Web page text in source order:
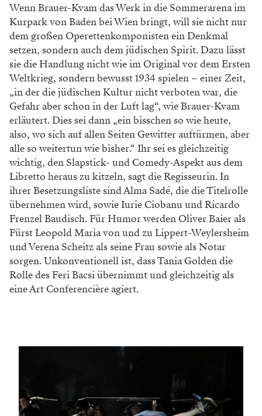
Wenn Brauer-Kvam das Werk in die Sommerarena im
Kurpark von Baden bei Wien bringt, will sie nicht nur
dem großen Operettenkomponisten ein Denkmal
setzen, sondern auch dem jüdischen Spirit. Dazu lässt
sie die Handlung nicht wie im Original vor dem Ersten
Weltkrieg, sondern bewusst 1934 spielen – einer Zeit,
„in der die jüdischen Kultur nicht verboten war, die
Gefahr aber schon in der Luft lag“, wie Brauer-Kvam
erläutert. Dies sei dann „ein bisschen so wie heute,
also, wo sich auf allen Seiten Gewitter auftürmen, aber
alle so weitertun wie bisher.“ Ihr sei es gleichzeitig
wichtig, den Slapstick- und Comedy-Aspekt aus dem
Libretto heraus zu kitzeln, sagt die Regisseurin. In
ihrer Besetzungsliste sind Alma Sadé, die die Titelrolle
übernehmen wird, sowie Iurie Ciobanu und Ricardo
Frenzel Baudisch. Für Humor werden Oliver Baier als
Fürst Leopold Maria von und zu Lippert-Weylersheim
und Verena Scheitz als seine Frau sowie als Notar
sorgen. Unkonventionell ist, dass Tania Golden die
Rolle des Feri Bacsi übernimmt und gleichzeitig als
eine Art Conferencière agiert.